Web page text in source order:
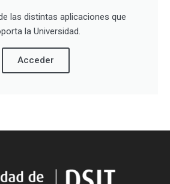
las distintas aplicaciones que
la Universidad.
Acceder